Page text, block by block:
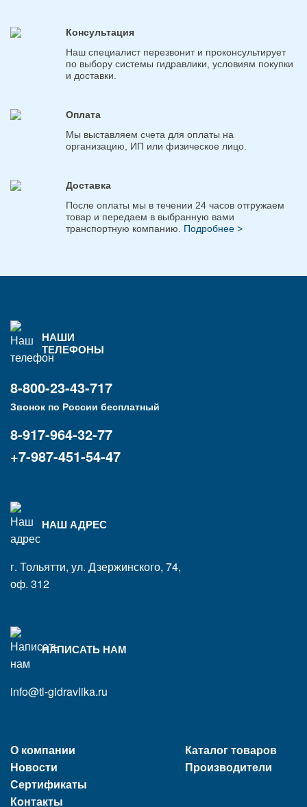
Консультация
Наш специалист перезвонит и проконсультирует
по выбору системы гидравлики, условиям покупки
и доставки.
Оплата
Мы выставляем счета для оплаты на
организацию, ИП или физическое лицо.
Доставка
После оплаты мы в течении 24 часов отгружаем
товар и передаем в выбранную вами
транспортную компанию. Подробнее >
НАШИ
ТЕЛЕФОНЫ
8-800-23-43-717
Звонок по России бесплатный
8-917-964-32-77
+7-987-451-54-47
НАШ АДРЕС
г. Тольятти, ул. Дзержинского, 74,
оф. 312
НАПИСАТЬ НАМ
info@tl-gidravlika.ru
О компании
Новости
Сертификаты
Контакты
Каталог товаров
Производители